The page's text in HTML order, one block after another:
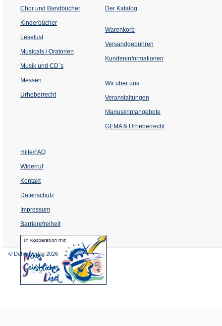
Chor und Bandbücher
Kinderbücher
Leselust
Musicals / Oratorien
Musik und CD´s
Messen
Urheberrecht
Der Katalog
Warenkorb
Versandgebühren
Kundeninformationen
Wir über uns
Veranstaltungen
einem
Tab)
Manuskriptangebote
GEMA & Urheberrecht
Hilfe/FAQ
Widerruf
Kontakt
Datenschutz
Impressum
Barrierefreiheit
(Öffnet
in
© Dehm Verlag 2026